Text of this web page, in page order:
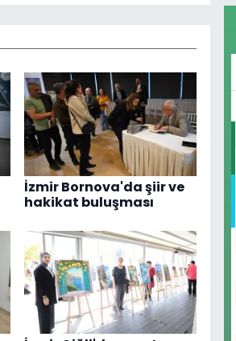
İzmir Bornova'da şiir ve
hakikat buluşması